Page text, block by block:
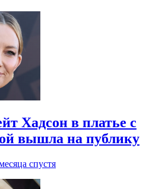
Хадсон в платье с
вышла на публику
спустя